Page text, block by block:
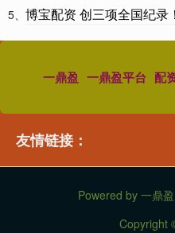
5、 博宝配资 创三项全国纪
一鼎盈 一鼎盈平台 配
友情链接：
Powered by 一鼎盈
Copyright